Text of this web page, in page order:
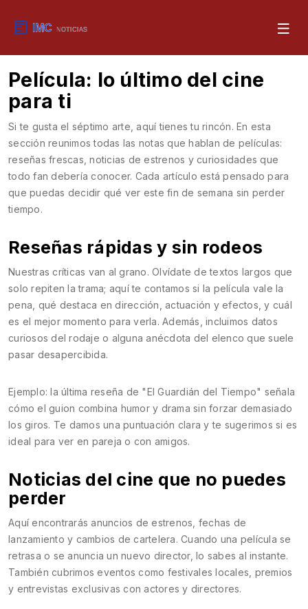
Película: lo último del cine
para ti
Si te gusta el séptimo arte, aquí tienes tu rincón. En esta
sección reunimos todas las notas que hablan de películas:
reseñas frescas, noticias de estrenos y curiosidades que
todo fan debería conocer. Cada artículo está pensado para
que puedas decidir qué ver este fin de semana sin perder
tiempo.
Reseñas rápidas y sin rodeos
Nuestras críticas van al grano. Olvídate de textos largos que
solo repiten la trama; aquí te contamos si la película vale la
pena, qué destaca en dirección, actuación y efectos, y cuál
es el mejor momento para verla. Además, incluimos datos
curiosos del rodaje o alguna anécdota del elenco que suele
pasar desapercibida.
Ejemplo: la última reseña de "El Guardián del Tiempo" señala
cómo el guion combina humor y drama sin forzar demasiado
los giros. Te damos una puntuación clara y te sugerimos si es
ideal para ver en pareja o con amigos.
Noticias del cine que no puedes
perder
Aquí encontrarás anuncios de estrenos, fechas de
lanzamiento y cambios de cartelera. Cuando una película se
retrasa o se anuncia un nuevo director, lo sabes al instante.
También cubrimos eventos como festivales locales, premios
y entrevistas exclusivas con actores y directores.